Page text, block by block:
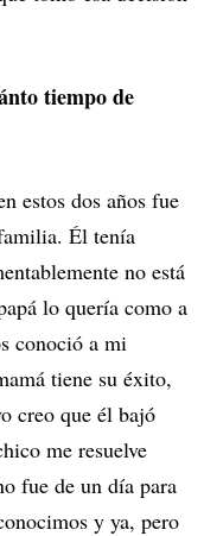
tiempo de
estos dos años fue
Él tenía
no está
lo quería como a
conoció a mi
tiene su éxito,
creo que él bajó
me resuelve
fue de un día para
y ya, pero